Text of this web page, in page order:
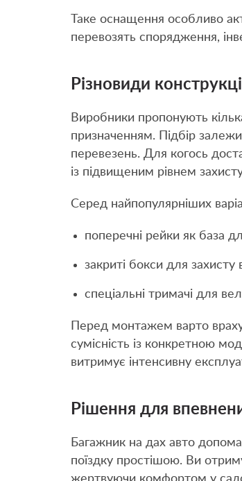
Таке оснащення особливо
перевозять спорядження,
Різновиди
Виробники пропонують
призначенням. Підбір
перевезень. Для когось
із підвищеним рівнем
Серед найпопулярніших
поперечні рейки як база
закриті бокси для захисту
спеціальні тримачі для
Перед монтажем варто
сумісність із конкретною
витримує інтенсивну
Рішення для
Багажник на дах авто
поїздку простішою. Ви